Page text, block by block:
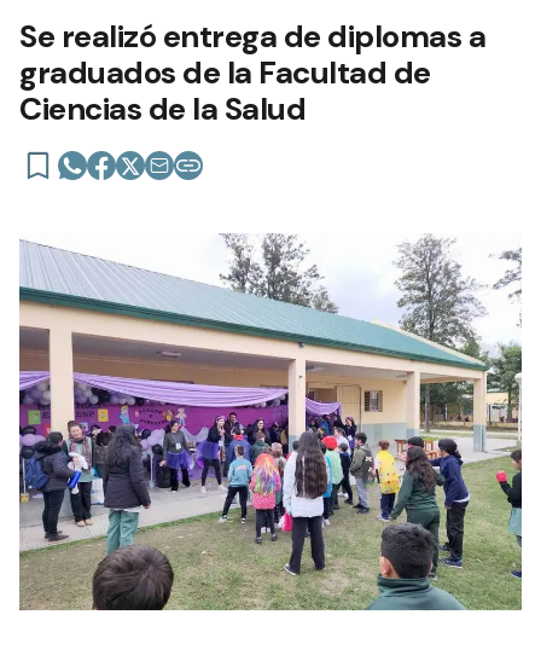
Se realizó entrega de diplomas a
graduados de la Facultad de
Ciencias de la Salud